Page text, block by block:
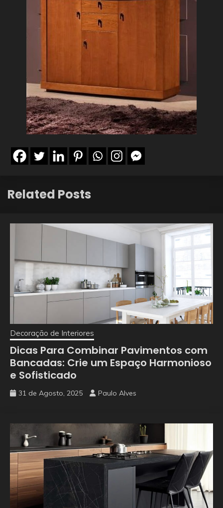
Related Posts
Decoração de Interiores
Dicas Para Combinar Pavimentos com
Bancadas: Crie um Espaço Harmonioso
e Sofisticado
31 de Agosto, 2025 Paulo Alves